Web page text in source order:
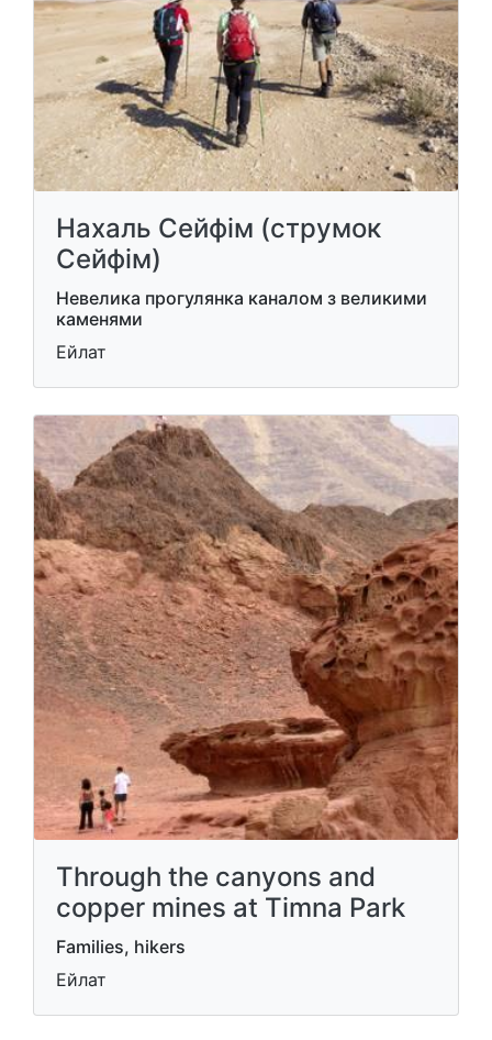
Нахаль Сейфім (струмок
Сейфім)
Невелика прогулянка каналом з великими
каменями
Ейлат
Through the canyons and
copper mines at Timna Park
Families, hikers
Ейлат